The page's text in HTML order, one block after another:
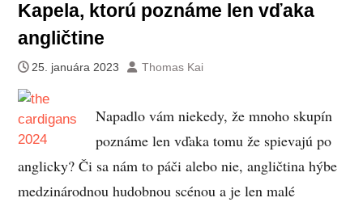
Kapela, ktorú poznáme len vďaka
angličtine
25. januára 2023 Thomas Kai
Napadlo vám niekedy, že mnoho skupín
poznáme len vďaka tomu že spievajú po
anglicky? Či sa nám to páči alebo nie, angličtina hýbe
medzinárodnou hudobnou scénou a je len malé